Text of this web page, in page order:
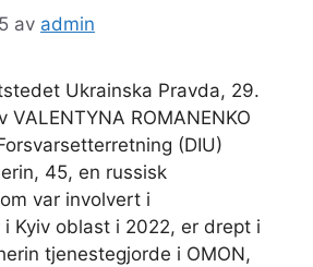
av admin
Ukrainska Pravda, 29.
VALENTYNA ROMANENKO
(DIU)
45, en russisk
var involvert i
Kyiv oblast i 2022, er drept i
tjenestegjorde i OMON,